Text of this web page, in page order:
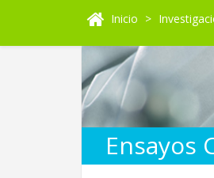
Inicio
Ensayos